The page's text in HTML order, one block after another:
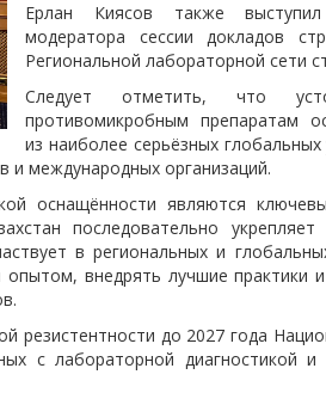
Ерлан Киясов также
модератора сессии докладов
Региональной лабораторной сети
Следует отметить, что
противомикробным препаратам
из наиболее серьёзных глобальных
и международных организаций.
оснащённости являются
последовательно укрепляет
в региональных и
внедрять лучшие практики
резистентности до 2027 года
с лабораторной диагностикой и